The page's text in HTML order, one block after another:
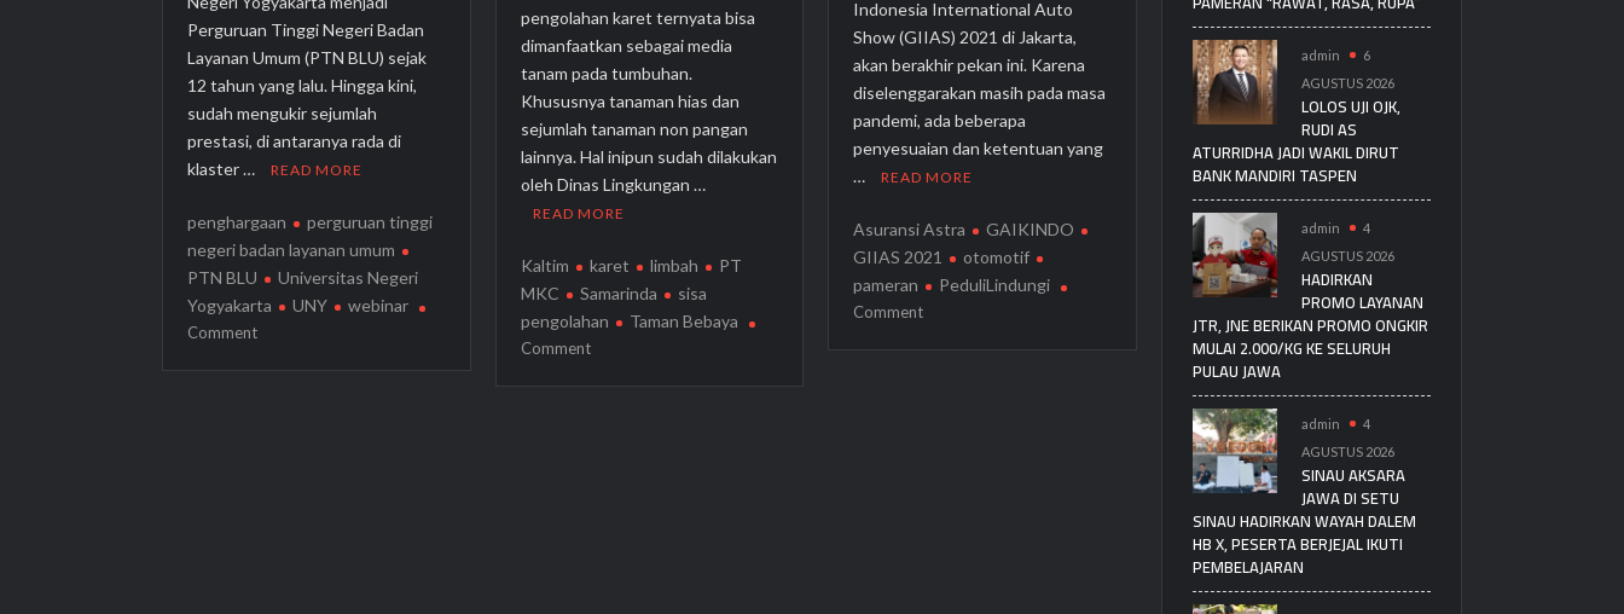
Perguruan Tinggi Negeri Badan
Layanan Umum (PTN BLU) sejak
12 tahun yang lalu. Hingga kini,
sudah mengukir sejumlah
prestasi, di antaranya rada di
klaster …
READ MORE
penghargaan
perguruan tinggi
negeri badan layanan umum
PTN BLU
Universitas Negeri
Yogyakarta
UNY webinar
Commenton
pengolahan karet ternyata bisa
dimanfaatkan sebagai media
tanam pada tumbuhan.
Khususnya tanaman hias dan
sejumlah tanaman non pangan
lainnya. Hal inipun sudah dilakukan
oleh Dinas Lingkungan …
READ MORE
Kaltim karet limbah
PT
MKC
Samarinda
sisa
pengolahan
Taman Bebaya
Commenton
Indonesia International Auto
Show (GIIAS) 2021 di Jakarta,
akan berakhir pekan ini. Karena
diselenggarakan masih pada masa
pandemi, ada beberapa
penyesuaian dan ketentuan yang
…
READ MORE
Asuransi Astra
GAIKINDO
GIIAS 2021
otomotif
pameran
PeduliLindungi
Commenton
admin
6
AGUSTUS 2026
LOLOS UJI OJK,
RUDI AS
ATURRIDHA JADI WAKIL DIRUT
BANK MANDIRI TASPEN
admin
4
AGUSTUS 2026
HADIRKAN
PROMO LAYANAN
JTR, JNE BERIKAN PROMO ONGKIR
MULAI 2.000/KG KE SELURUH
PULAU JAWA
admin
4
AGUSTUS 2026
SINAU AKSARA
JAWA DI SETU
SINAU HADIRKAN WAYAH DALEM
HB X, PESERTA BERJEJAL IKUTI
PEMBELAJARAN